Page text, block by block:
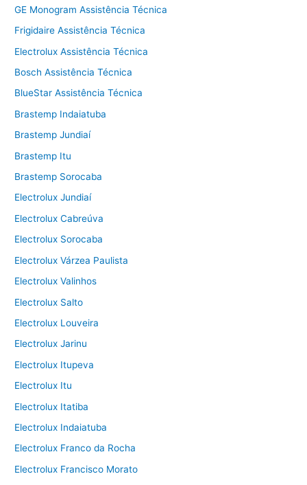
GE Monogram Assistência Técnica
Frigidaire Assistência Técnica
Electrolux Assistência Técnica
Bosch Assistência Técnica
BlueStar Assistência Técnica
Brastemp Indaiatuba
Brastemp Jundiaí
Brastemp Itu
Brastemp Sorocaba
Electrolux Jundiaí
Electrolux Cabreúva
Electrolux Sorocaba
Electrolux Várzea Paulista
Electrolux Valinhos
Electrolux Salto
Electrolux Louveira
Electrolux Jarinu
Electrolux Itupeva
Electrolux Itu
Electrolux Itatiba
Electrolux Indaiatuba
Electrolux Franco da Rocha
Electrolux Francisco Morato